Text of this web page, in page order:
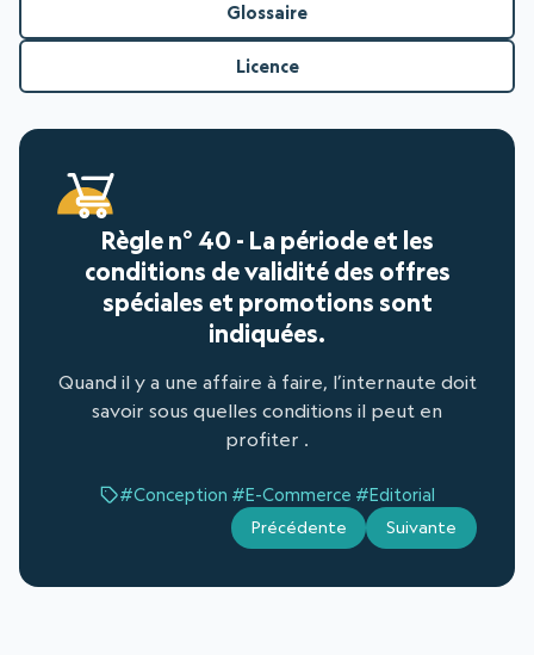
Glossaire
Licence
Règle n° 40 - La période et les
conditions de validité des offres
spéciales et promotions sont
indiquées.
Quand il y a une affaire à faire, l’internaute doit
savoir sous quelles conditions il peut en
profiter .
#Conception #E-Commerce #Editorial
Précédente Suivante